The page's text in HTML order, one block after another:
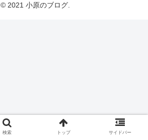
© 2021 小原のブログ.
検索 トップ サイドバー